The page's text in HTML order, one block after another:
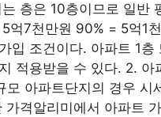
층은 10층이므로 일반
억7천만원 90% = 5억1
입 조건이다. 아파트 1
적용받을 수 있다. 2. 아
모 아파트단지의 경우
가격알리미에서 아파트